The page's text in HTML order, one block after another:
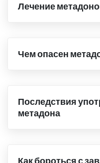
Лечение
Чем опасен
Последствия
метадона
Как бороться с